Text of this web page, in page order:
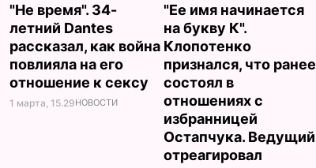
"Не время". 34-
летний Dantes
рассказал, как война
повлияла на его
отношение к сексу
1 марта, 15.29НОВОСТИ
"Ее имя начинается
на букву К".
Клопотенко
признался, что ранее
состоял в
отношениях с
избранницей
Остапчука. Ведущий
отреагировал